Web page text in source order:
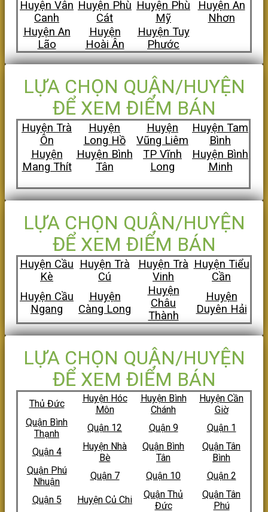
Huyện Vân
Canh
Huyện Phù
Cát
Huyện Phù
Mỹ
Huyện An
Nhơn
Huyện An
Lão
Huyện
Hoài Ân
Huyện Tuy
Phước
LỰA CHỌN QUẬN/HUYỆN
ĐỂ XEM ĐIỂM BÁN
Huyện Trà
Ôn
Huyện
Long Hồ
Huyện
Vũng Liêm
Huyện Tam
Bình
Huyện
Mang Thít
Huyện Bình
Tân
TP Vĩnh
Long
Huyện Bình
Minh
LỰA CHỌN QUẬN/HUYỆN
ĐỂ XEM ĐIỂM BÁN
Huyện Cầu
Kè
Huyện Trà
Cú
Huyện Trà
Vinh
Huyện Tiểu
Cần
Huyện Cầu
Ngang
Huyện
Càng Long
Huyện
Châu
Thành
Huyện
Duyên Hải
LỰA CHỌN QUẬN/HUYỆN
ĐỂ XEM ĐIỂM BÁN
Thủ Đức
Huyện Hóc
Môn
Huyện Bình
Chánh
Huyện Cần
Giờ
Quận Bình
Thạnh
Quận 12 Quận 9 Quận 1
Quận 4
Huyện Nhà
Bè
Quận Bình
Tân
Quận Tân
Bình
Quận Phú
Nhuận
Quận 7 Quận 10 Quận 2
Quận 5 Huyện Củ Chi
Quận Thủ
Đức
Quận Tân
Phú